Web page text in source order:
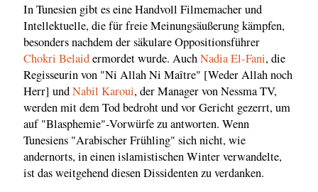
In Tunesien gibt es eine Handvoll Filmemacher und
Intellektuelle, die für freie Meinungsäußerung kämpfen,
besonders nachdem der säkulare Oppositionsführer
Chokri Belaidermordet wurde. AuchNadia El-Fani, die
Regisseurin von "Ni Allah Ni Maître" [Weder Allah noch
Herr] undNabil Karoui, der Manager von Nessma TV,
werden mit dem Tod bedroht und vor Gericht gezerrt, um
auf "Blasphemie"-Vorwürfe zu antworten. Wenn
Tunesiens "Arabischer Frühling" sich nicht, wie
andernorts, in einen islamistischen Winter verwandelte,
ist das weitgehend diesen Dissidenten zu verdanken.